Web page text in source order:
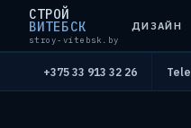
СТРОЙ
ВИТЕБСК
stroy-vitebsk.by
ДИЗАЙН
+375 33 913 32 26